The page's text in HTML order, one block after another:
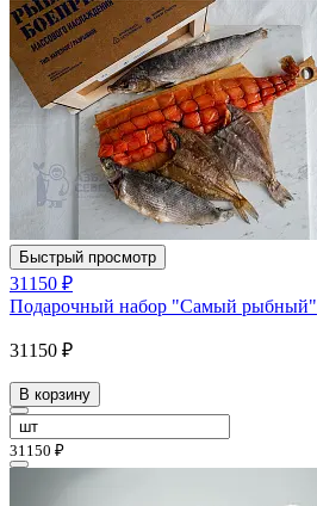
Быстрый просмотр
31150 ₽
Подарочный набор "Самый рыбный"
31150 ₽
В корзину
31150 ₽